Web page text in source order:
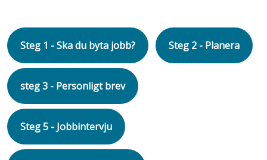
Steg 1 - Ska du byta jobb? Steg 2 - Planera
steg 3 - Personligt brev
Steg 5 - Jobbintervju